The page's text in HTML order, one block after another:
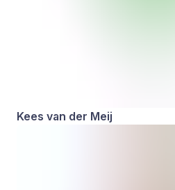
Kees van der Meij